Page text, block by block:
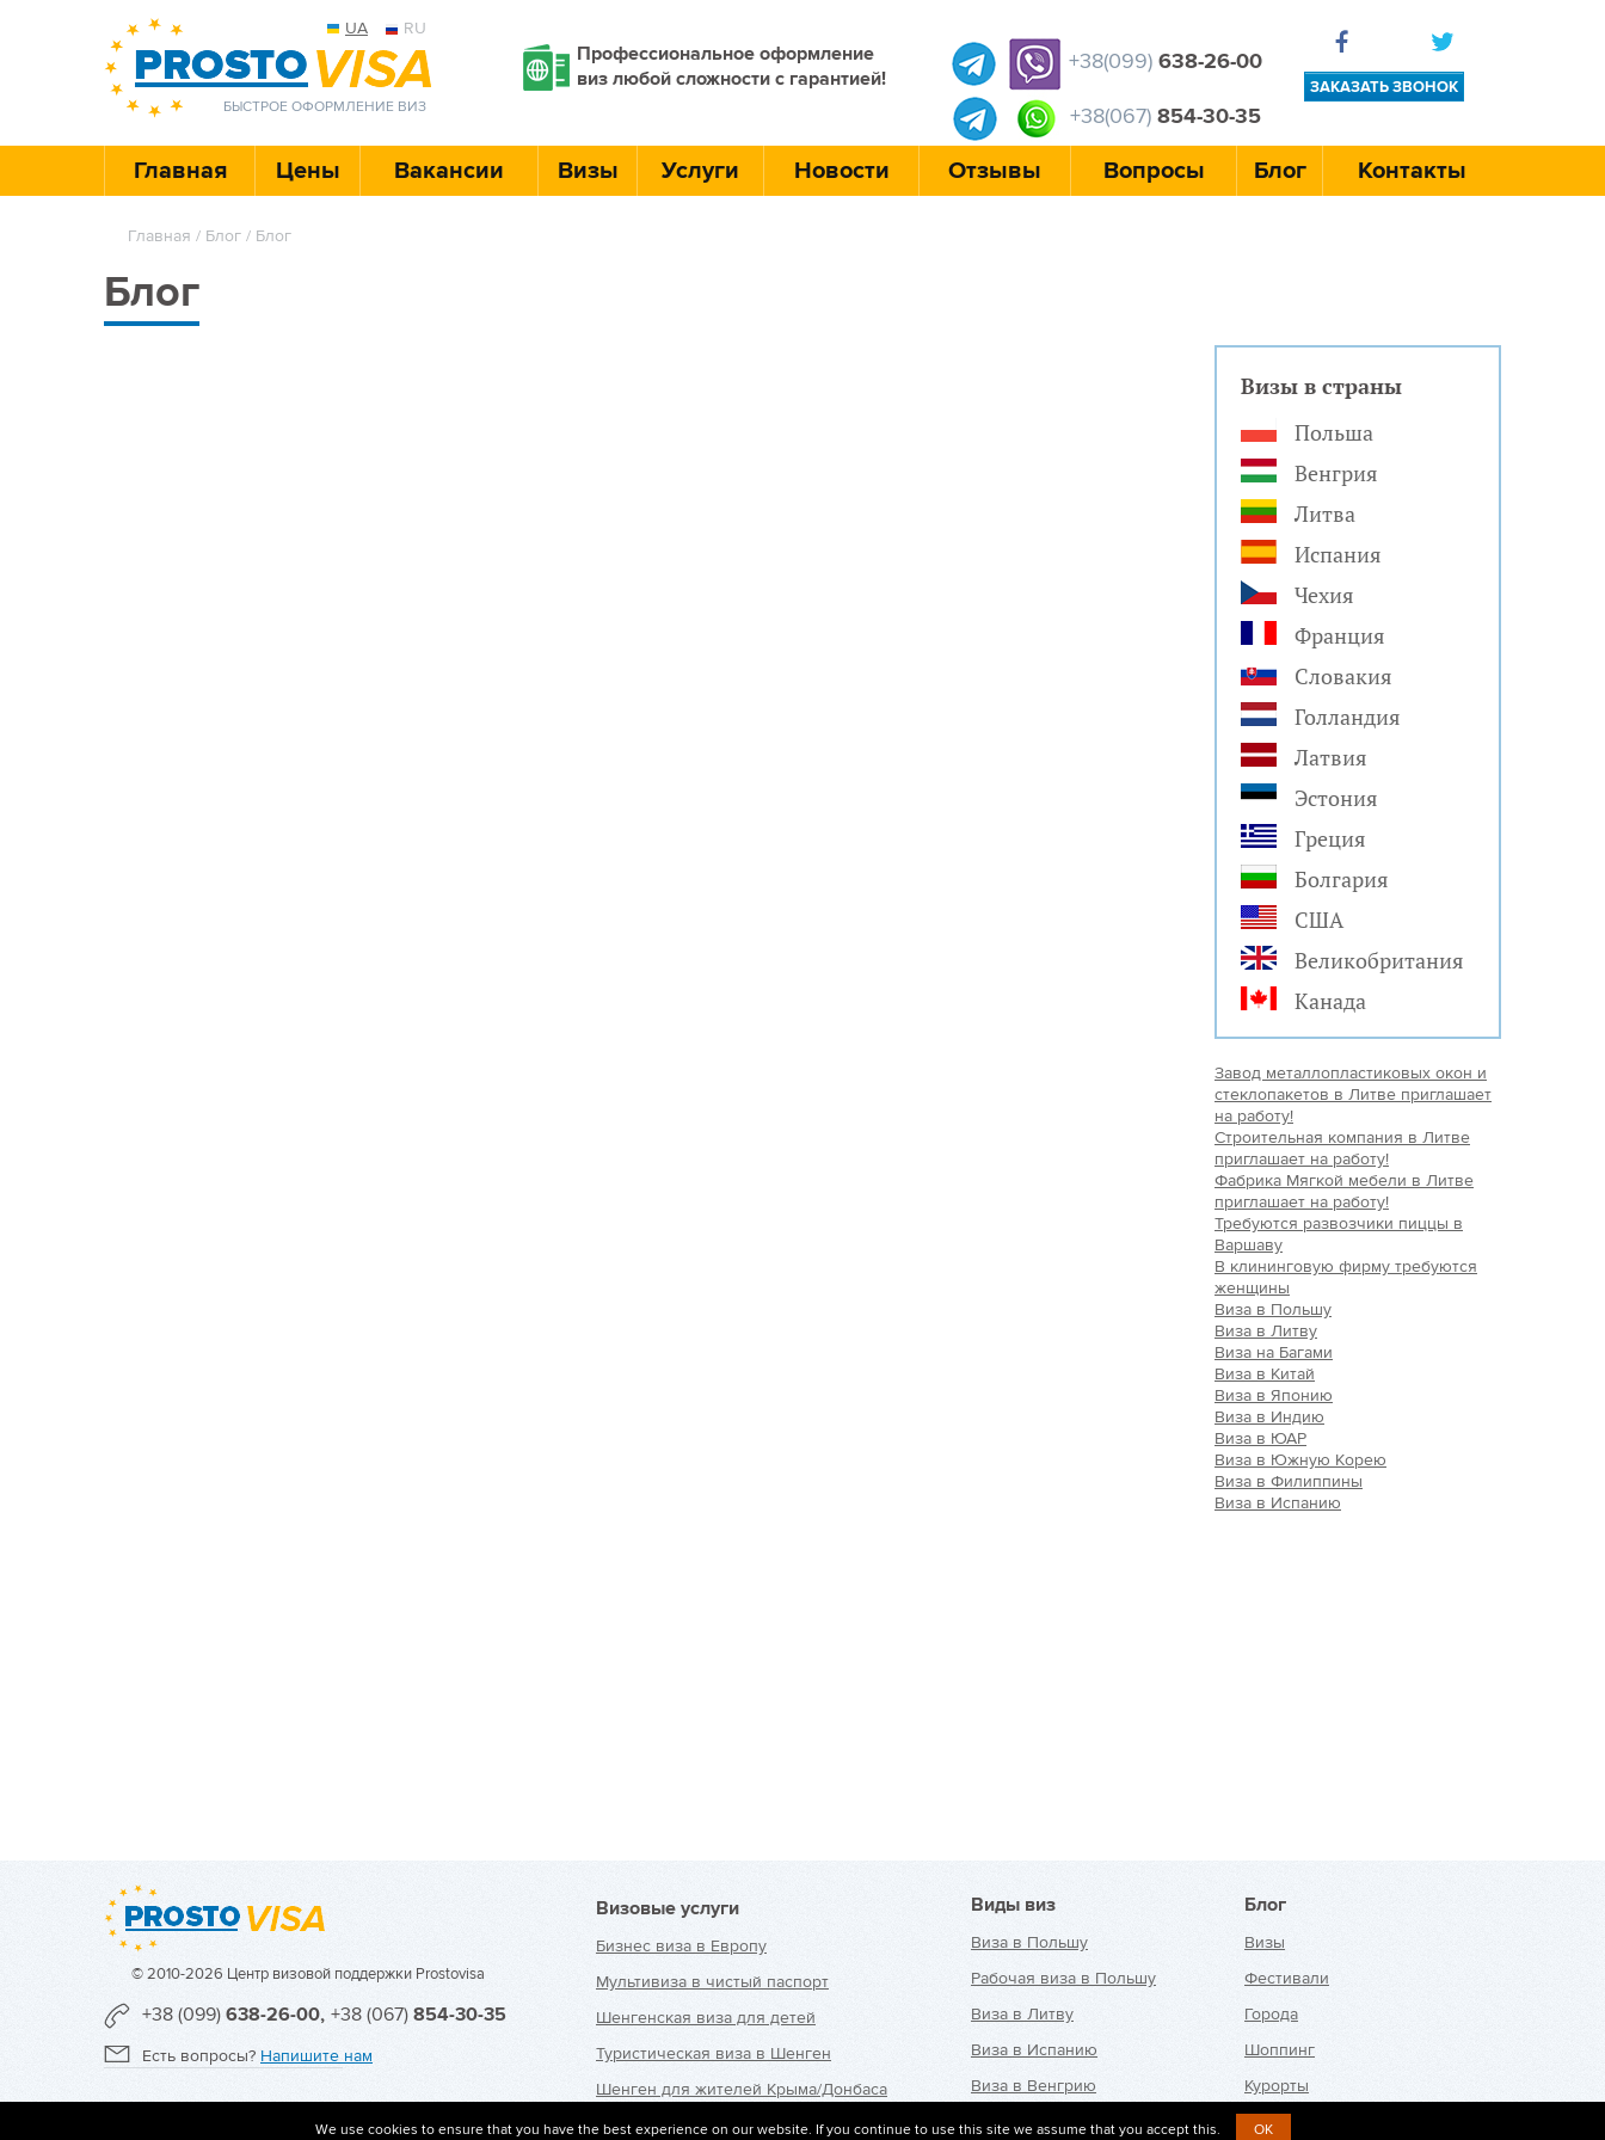
UA RU
БЫСТРОЕ ОФОРМЛЕНИЕ ВИЗ
Профессиональное оформление
виз любой сложности с гарантией!
+38(099) 638-26-00
+38(067) 854-30-35
ЗАКАЗАТЬ ЗВОНОК
Главная Цены Вакансии Визы Услуги Новости Отзывы Вопросы Блог Контакты
Главная / Блог / Блог
Блог
Визы в страны
Польша
Венгрия
Литва
Испания
Чехия
Франция
Словакия
Голландия
Латвия
Эстония
Греция
Болгария
США
Великобритания
Канада
Завод металлопластиковых окон и
стеклопакетов в Литве приглашает
на работу!
Строительная компания в Литве
приглашает на работу!
Фабрика Мягкой мебели в Литве
приглашает на работу!
Требуются развозчики пиццы в
Варшаву
В клининговую фирму требуются
женщины
Виза в Польшу
Виза в Литву
Виза на Багами
Виза в Китай
Виза в Японию
Виза в Индию
Виза в ЮАР
Виза в Южную Корею
Виза в Филиппины
Виза в Испанию
© 2010-2026 Центр визовой поддержки Prostovisa
+38 (099) 638-26-00, +38 (067) 854-30-35
Есть вопросы? Напишите нам
Визовые услуги
Бизнес виза в Европу
Мультивиза в чистый паспорт
Шенгенская виза для детей
Туристическая виза в Шенген
Шенген для жителей Крыма/Донбаса
Страховка для шенгенской
Виды виз
Виза в Польшу
Рабочая виза в Польшу
Виза в Литву
Виза в Испанию
Виза в Венгрию
Виза в Чехию
Блог
Визы
Фестивали
Города
Шоппинг
Курорты
We use cookies to ensure that you have the best experience on our website. If you continue to use this site we assume that you accept this. OK